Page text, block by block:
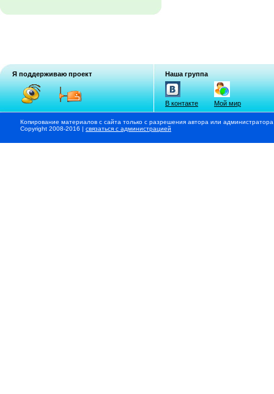
Я поддерживаю проект Наша группа
В контакте Мой мир
Копирование материалов с сайта только с разрешения автора или
Copyright 2008-2016 | связаться с администрацией